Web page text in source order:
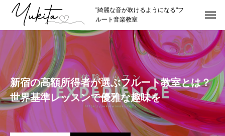
"綺麗な音が吹けるようになる"フ
ルート音楽教室
HOME トップページ
ABOUT 講師紹介
講師プロフィール
理念やスタイル
新宿の高額所得者が選ぶフルート教室とは？
世界基準レッスンで優雅な趣味を